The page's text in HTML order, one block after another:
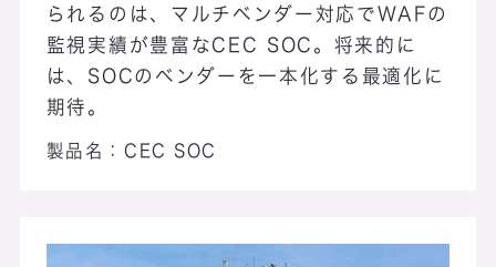
られるのは、マルチベンダー対応でWAFの
監視実績が豊富なCEC SOC。将来的に
は、SOCのベンダーを一本化する最適化に
期待。
製品名：CEC SOC